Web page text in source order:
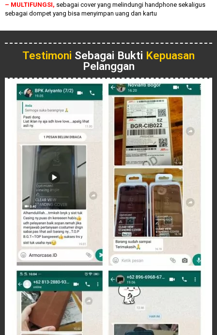
– MULTIFUNGSI, sebagai cover yang melindungi handphone sekaligus
sebagai dompet yang bisa menyimpan uang dan kartu
Testimoni Sebagai Bukti Kepuasan
Pelanggan